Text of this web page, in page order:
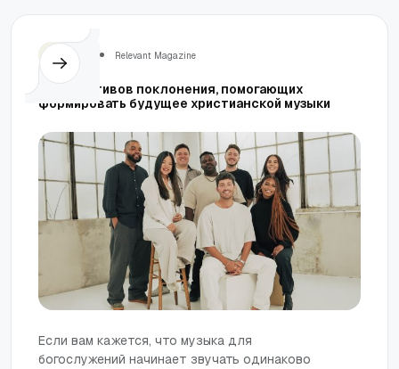
Relevant Magazine
7 коллективов поклонения, помогающих
формировать будущее христианской музыки
Если вам кажется, что музыка для
богослужений начинает звучать одинаково